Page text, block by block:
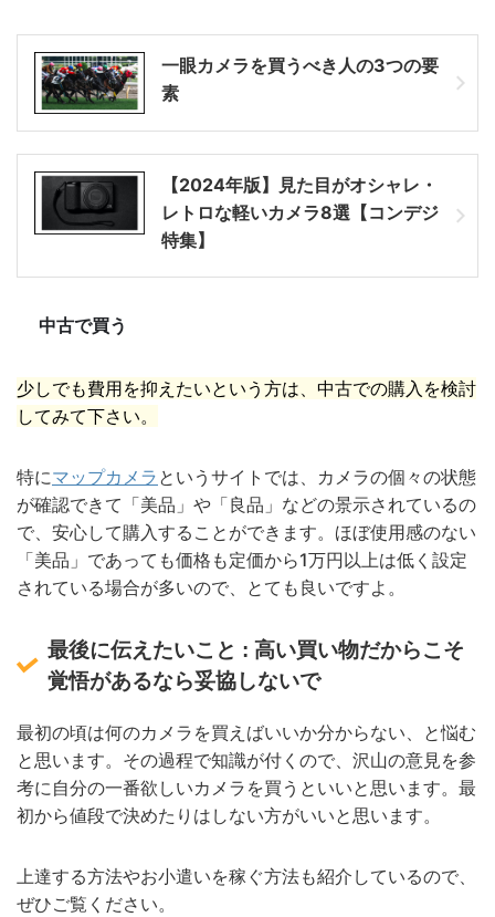
一眼カメラを買うべき人の3つの要
素
【2024年版】見た目がオシャレ・
レトロな軽いカメラ8選【コンデジ
特集】
中古で買う
少しでも費用を抑えたいという方は、中古での購入を検討
してみて下さい。
特にマップカ メラ というサイトでは、カメラの個々の状態
が確認できて「美品」や「良品」などの景示されているの
で、安心して購入することができます。ほぼ使用感のない
「美品」であっても価格も定価から1万円以上は低く設定
されている場合が多いので、とても良いですよ。
最後に伝えたいこと : 高い買い物だからこそ
覚悟があるなら妥協しないで
最初の頃は何のカメラを買えばいいか分からない、と悩む
と思います。その過程で知識が付くので、沢山の意見を参
考に自分の一番欲しいカメラを買うといいと思います。最
初から値段で決めたりはしない方がいいと思います。
上達する方法やお小遣いを稼ぐ方法も紹介しているので、
ぜひご覧ください。